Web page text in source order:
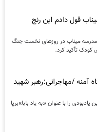
قول دادم این رنج
مدرسه میناب در روز‌های نخست جنگ
کودک تأکید کرد.
آمنه /مهاجرانی:رهبر شهید
را با عنوان «به یاد بابا»برپا